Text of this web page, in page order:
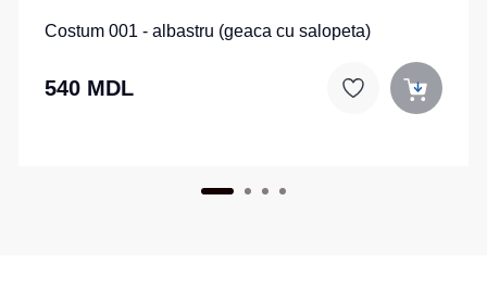
Costum 001 - albastru (geaca cu salopeta)
540 MDL